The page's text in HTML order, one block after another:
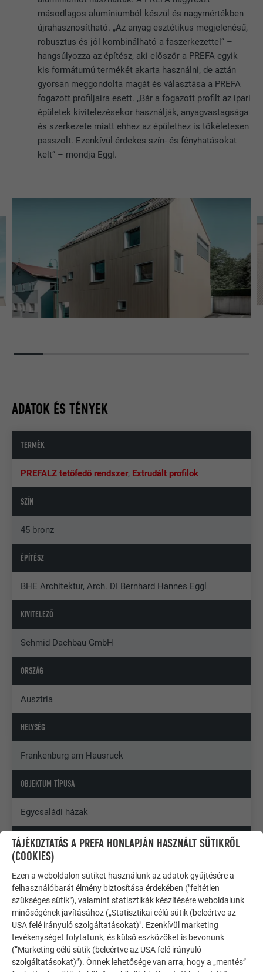
másodlagos alumíniumból készül és nagymértékben
újrahasznosítható. „Az anyag esztétikus megjelenésű,
robusztus és jól kombinálható a faszerkezettel“ –
hangsúlyozza az építész, aki először a PREFA egyik
kis formátumú termékét akarta használni, de aztán
gyorsan meggondolta magát és választása a PREFA
fogazott profiljaira esett. „Bár a fogazott profilt az ipari
épületek kivitelezésekor használják, anyagvastagsága
és szerkezete miatt ehhez az épülethez is tökéletesen
passzolt. Ezenkívül érdekes szín- és fényhatásokat
kelt“ – mondja Eggl.
ADATOK ÉS TÉNYEK
TERMÉK
PREFALZ tetőfedő rendszer, Extrudált profilok
SZÍN
45 bronz
ÉPÍTÉSZ
BHE Architektur, Arch. DI Bernhard Hannes Eggl
KIVITELEZŐ
Schmid Dachbau GmbH
ORSZÁG
Ausztria
HELYSÉG
Frankenburg am Hausruck
OBJEKTUM TÍPUSA
Egycsaládi házak
COPYRIGHT
TÁJÉKOZTATÁS A PREFA HONLAPJÁN HASZNÁLT SÜTIKRŐL
(COOKIES)
Ezen a weboldalon sütiket használunk az adatok gyűjtésére a
felhasználóbarát élmény biztosítása érdekében ("feltétlen
szükséges sütik"), valamint statisztikák készítésére weboldalunk
minőségének javításához („Statisztikai célú sütik (beleértve az
USA felé irányuló szolgáltatásokat)". Ezenkívül marketing
tevékenységet folytatunk, és külső eszközöket is bevonunk
(”Marketing célú sütik (beleértve az USA felé irányuló
szolgáltatásokat)”). Önnek lehetősége van arra, hogy a „mentés”